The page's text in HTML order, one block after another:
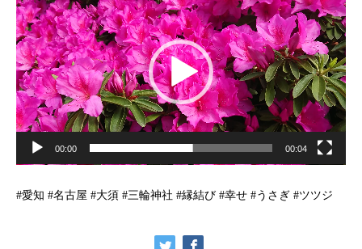
画
プ
レ
ー
ヤ
ー
00:00 00:04
#愛知 #名古屋 #大須 #三輪神社 #縁結び #幸せ #うさぎ #ツツジ